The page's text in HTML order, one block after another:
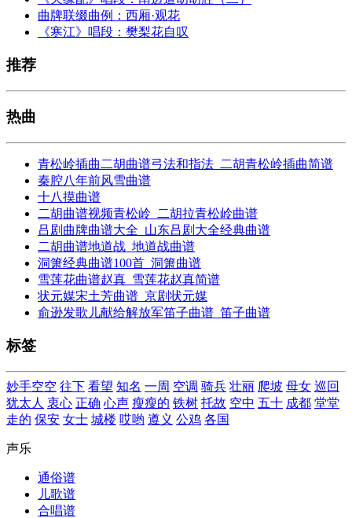
曲牌联缀曲例：西厢·观花
《寒江》唱段：樊梨花自叹
推荐
热曲
青松岭插曲二胡曲谱弓法和指法_二胡青松岭插曲简谱
秦腔八年前风雪曲谱
十八摸曲谱
二胡曲谱视频青松岭_二胡拉青松岭曲谱
吕剧曲牌曲谱大全_山东吕剧大全经典曲谱
二胡曲谱地道战_地道战曲谱
洞箫经典曲谱100首_洞箫曲谱
雪莲花曲谱赵真_雪莲花赵真简谱
状元媒宋土芳曲谱_京剧状元媒
俞逊发歌儿献给解放军笛子曲谱_笛子曲谱
标签
妙手空空 往下 看望 知名 一周 空调 骑兵 壮丽 爬坡 母女 巡回
犹太人 衷心 正确 心声 瘦瘦的 铁树 托故 空中 五十 成都 堂堂
走的 保安 女士 城楼 哎哟 遵义 公鸡 各国
声乐
通俗谱
儿歌谱
合唱谱